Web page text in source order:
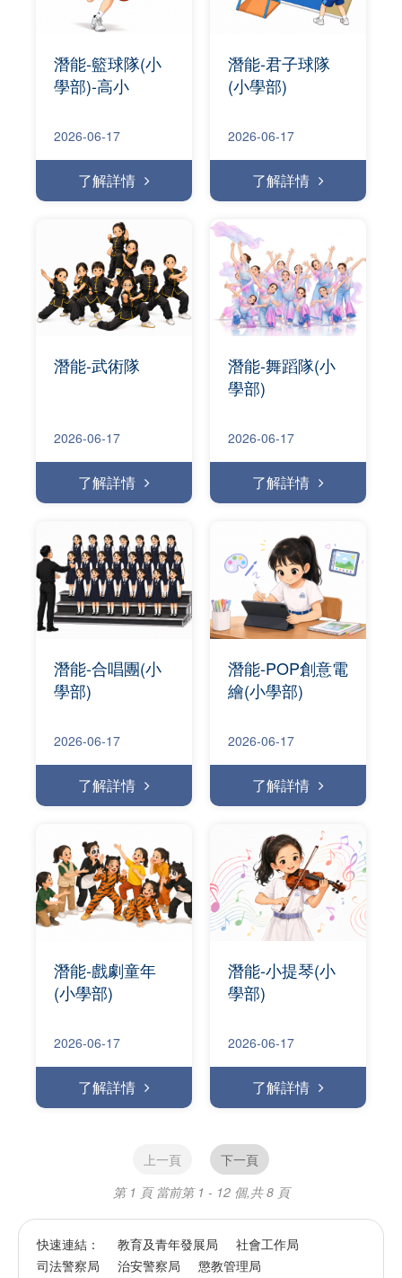
潛能-籃球隊(小
學部)-高小
2026-06-17
了解詳情
潛能-君子球隊
(小學部)
2026-06-17
了解詳情
潛能-武術隊
2026-06-17
了解詳情
潛能-舞蹈隊(小
學部)
2026-06-17
了解詳情
潛能-合唱團(小
學部)
2026-06-17
了解詳情
潛能-POP創意電
繪(小學部)
2026-06-17
了解詳情
潛能-戲劇童年
(小學部)
2026-06-17
了解詳情
潛能-小提琴(小
學部)
2026-06-17
了解詳情
上一頁
下一頁
第 1 頁 當前第 1 - 12 個,共 8 頁
快速連結： 教育及青年發展局
社會工作局
司法警察局
治安警察局 懲教管理局